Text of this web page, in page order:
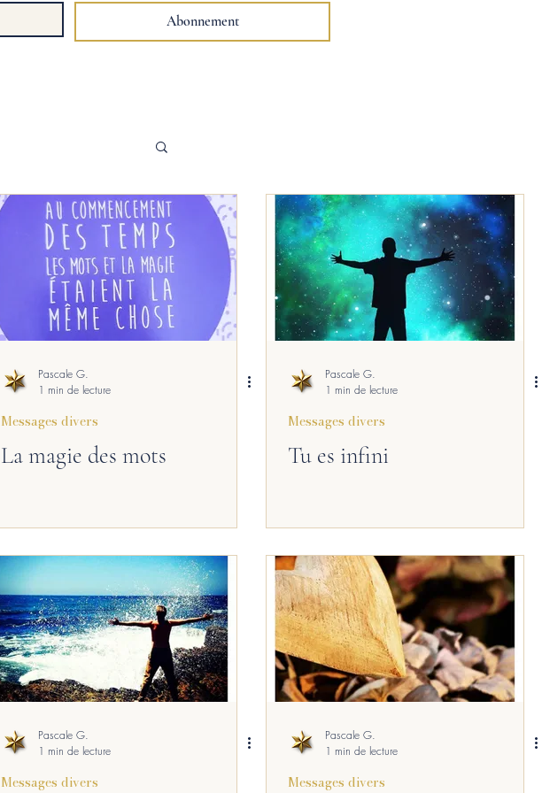
Abonnement
Coaching
Promotions
Pascale G.
1 min de lecture
Messages divers
La magie des mots
Pascale G.
1 min de lecture
Messages divers
Tu es infini
Pascale G.
1 min de lecture
Messages divers
Pascale G.
1 min de lecture
Messages divers